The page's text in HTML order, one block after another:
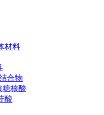
材料
合物
糖核酸
酸